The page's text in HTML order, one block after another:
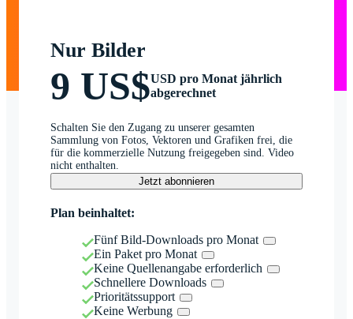
Nur Bilder
9 US$USD pro Monat jährlich
abgerechnet
Schalten Sie den Zugang zu unserer gesamten
Sammlung von Fotos, Vektoren und Grafiken frei, die
für die kommerzielle Nutzung freigegeben sind. Video
nicht enthalten.
Jetzt abonnieren
Plan beinhaltet:
Fünf Bild-Downloads pro Monat
Ein Paket pro Monat
Keine Quellenangabe erforderlich
Schnellere Downloads
Prioritätssupport
Keine Werbung